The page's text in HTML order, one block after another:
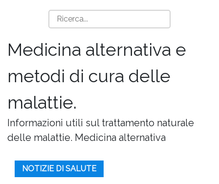
Medicina alternativa e
metodi di cura delle
malattie.
Informazioni utili sul trattamento naturale
delle malattie. Medicina alternativa
NOTIZIE DI SALUTE